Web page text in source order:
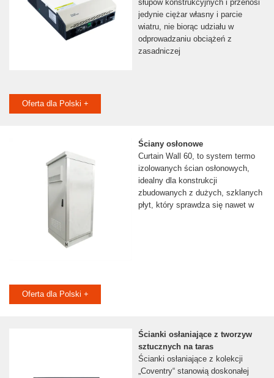
słupów konstrukcyjnych i przenosi
jedynie ciężar własny i parcie
wiatru, nie biorąc udziału w
odprowadzaniu obciążeń z
zasadniczej
Oferta dla Polski +
Ściany osłonowe
Curtain Wall 60, to system termo
izolowanych ścian osłonowych,
idealny dla konstrukcji
zbudowanych z dużych, szklanych
płyt, który sprawdza się nawet w
Oferta dla Polski +
Ścianki osłaniające z tworzyw
sztucznych na taras
Ścianki osłaniające z kolekcji
„Coventry“ stanowią doskonałej